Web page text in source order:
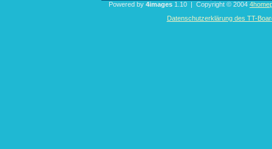
Powered by 4images 1.10 | Copyright © 2004
Datenschutzerklärung des TT-